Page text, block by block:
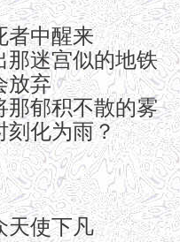
者中醒来
那迷宫似的地铁
放弃
那郁积不散的雾
刻化为雨？
天使下凡